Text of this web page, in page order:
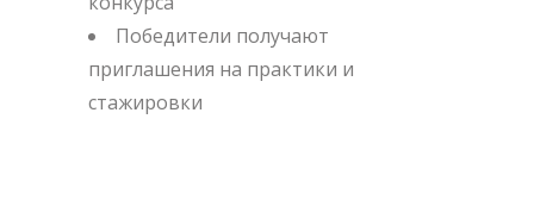
Победители получают
приглашения на практики и
стажировки